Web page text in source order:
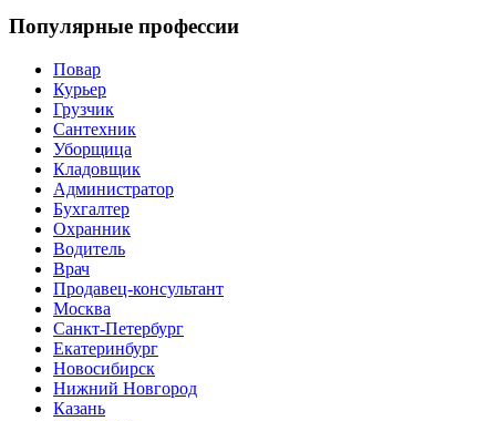
Популярные профессии
Повар
Курьер
Грузчик
Сантехник
Уборщица
Кладовщик
Администратор
Бухгалтер
Охранник
Водитель
Врач
Продавец-консультант
Москва
Санкт-Петербург
Екатеринбург
Новосибирск
Нижний Новгород
Казань